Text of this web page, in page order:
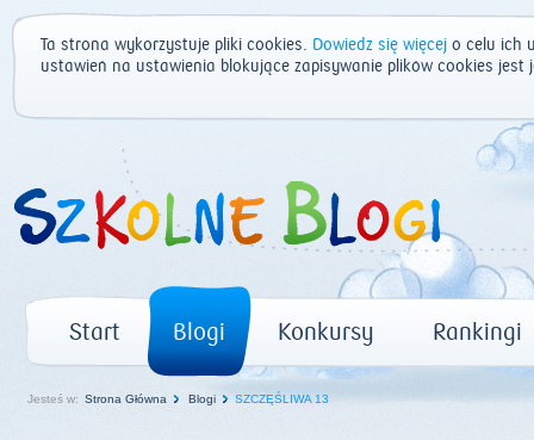
Ta strona wykorzystuje pliki cookies. Dowiedz się więcej o celu ich
ustawień na ustawienia blokujące zapisywanie plików cookies
Start Blogi Konkursy Rankingi
Jesteś w: Strona Główna Blogi SZCZĘŚLIWA 13